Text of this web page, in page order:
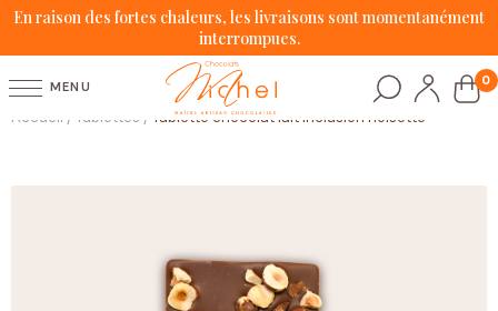
En raison des fortes chaleurs, les livraisons sont momentanément
interrompues.
MENU 0
Accueil / Tablettes / Tablette chocolat lait inclusion noisette